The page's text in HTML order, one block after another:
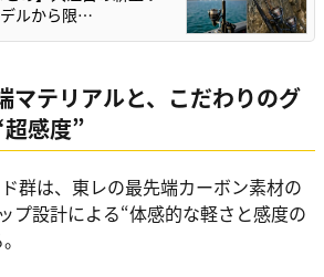
ルから限…
マテリアルと、こだわりのグ
感度”
群は、東レの最先端カーボン素材の
プ設計による“体感的な軽さと感度の